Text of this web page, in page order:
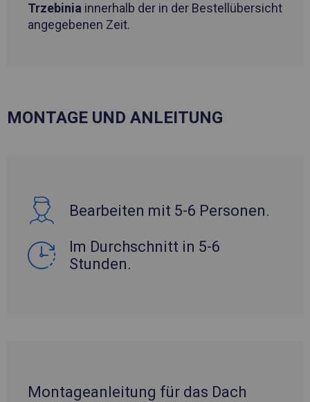
Trzebinia innerhalb der in der Bestellübersicht
angegebenen Zeit.
MONTAGE UND ANLEITUNG
Bearbeiten mit 5-6 Personen.
Im Durchschnitt in 5-6
Stunden.
Montageanleitung für das Dach